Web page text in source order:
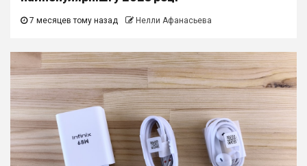
7 месяцев тому назад Нелли Афанасьева